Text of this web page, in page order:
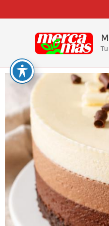
al
contenido